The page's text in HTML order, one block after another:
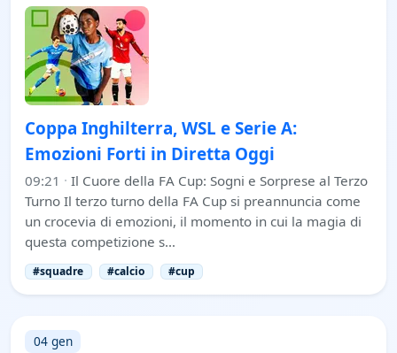
Coppa Inghilterra, WSL e Serie A:
Emozioni Forti in Diretta Oggi
09:21 · Il Cuore della FA Cup: Sogni e Sorprese al Terzo
Turno Il terzo turno della FA Cup si preannuncia come
un crocevia di emozioni, il momento in cui la magia di
questa competizione s…
#squadre #calcio #cup
04 gen